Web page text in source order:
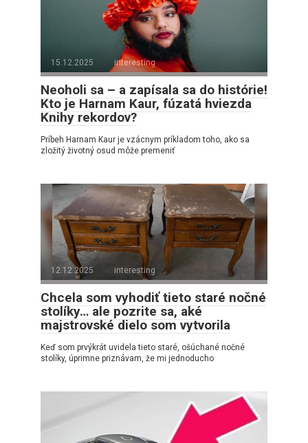
15.12.2025 interesting
Neoholi sa – a zapísala sa do histórie!
Kto je Harnam Kaur, fúzatá hviezda
Knihy rekordov?
Príbeh Harnam Kaur je vzácnym príkladom toho, ako sa
zložitý životný osud môže premeniť
12.12.2025 interesting
Chcela som vyhodiť tieto staré nočné
stolíky… ale pozrite sa, aké
majstrovské dielo som vytvorila
Keď som prvýkrát uvidela tieto staré, ošúchané nočné
stolíky, úprimne priznávam, že mi jednoducho